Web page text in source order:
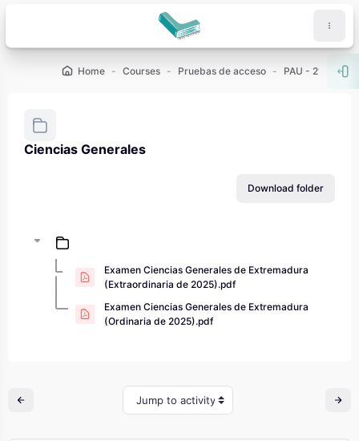
Home Courses Pruebas de acceso PAU - 2º de
Ciencias Generales
Download folder
Examen Ciencias Generales de Extremadura
(Extraordinaria de 2025).pdf
Examen Ciencias Generales de Extremadura
(Ordinaria de 2025).pdf
Jump to activity